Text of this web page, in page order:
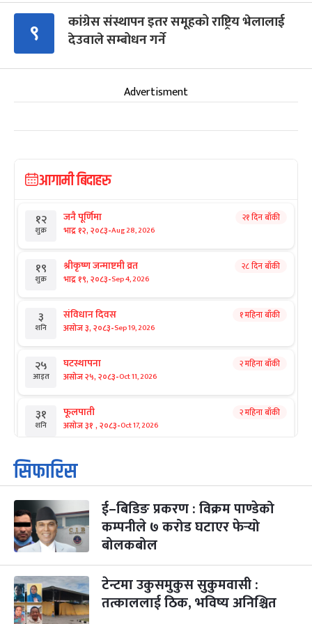
९
कांग्रेस संस्थापन इतर समूहको राष्ट्रिय भेलालाई
देउवाले सम्बोधन गर्ने
Advertisment
आगामी बिदाहरु
१२
शुक्र
जनै पूर्णिमा
भाद्र १२, २०८३-Aug 28, 2026
२१ दिन बाँकी
१९
शुक्र
श्रीकृष्ण जन्माष्टमी व्रत
भाद्र १९, २०८३-Sep 4, 2026
२८ दिन बाँकी
३
शनि
संविधान दिवस
असोज ३, २०८३-Sep 19, 2026
१ महिना बाँकी
२५
आइत
घटस्थापना
असोज २५, २०८३-Oct 11, 2026
२ महिना बाँकी
३१
शनि
फूलपाती
असोज ३१ , २०८३-Oct 17, 2026
२ महिना बाँकी
१
आइत
कार्तिक सङ्क्रान्ति
कार्तिक १, २०८३
३
मंगल
महानवमी
कार्तिक ३, २०८३-Oct 20, 2026
२ महिना बाँकी
४
५
बिहि
पापा‌ङ्कुशा एकादशी व्रत
कार्तिक ५, २०८३
२ महिना बाँकी
सिफारिस
ई–बिडिङ प्रकरण : विक्रम पाण्डेको
कम्पनीले ७ करोड घटाएर फेर्‍यो
बोलकबोल
टेन्टमा उकुसमुकुस सुकुमवासी :
तत्काललाई ठिक, भविष्य अनिश्चित